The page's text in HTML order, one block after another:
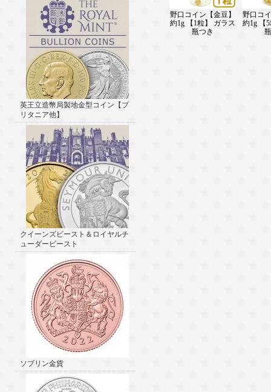
英王立造幣局製地金型コイン【ブ
リタニア他】
クイーンズビースト＆ロイヤルチ
ューダービースト
ソブリン金貨
野口コイン【金豆】
約1g 【1粒】 ガラス
瓶つき
野口コ
約1g 【